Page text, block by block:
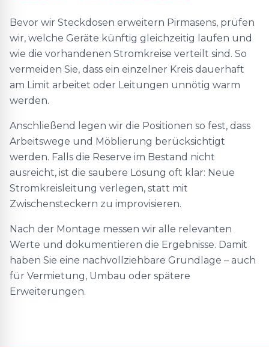
Bevor wir Steckdosen erweitern Pirmasens, prüfen
wir, welche Geräte künftig gleichzeitig laufen und
wie die vorhandenen Stromkreise verteilt sind. So
vermeiden Sie, dass ein einzelner Kreis dauerhaft
am Limit arbeitet oder Leitungen unnötig warm
werden.
Anschließend legen wir die Positionen so fest, dass
Arbeitswege und Möblierung berücksichtigt
werden. Falls die Reserve im Bestand nicht
ausreicht, ist die saubere Lösung oft klar: Neue
Stromkreisleitung verlegen, statt mit
Zwischensteckern zu improvisieren.
Nach der Montage messen wir alle relevanten
Werte und dokumentieren die Ergebnisse. Damit
haben Sie eine nachvollziehbare Grundlage – auch
für Vermietung, Umbau oder spätere
Erweiterungen.